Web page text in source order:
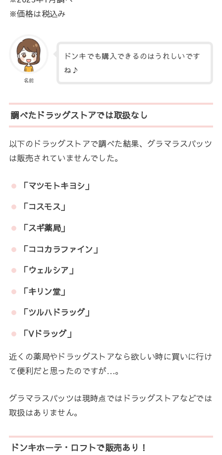
※価格は税込み
名前
ドンキでも購入できるのはうれしいです
ね♪
調べたドラッグストアでは取扱なし
以下のドラッグストアで調べた結果、グラマラスパッツ
は販売されていませんでした。
「マツモトキヨシ」
「コスモス」
「スギ薬局」
「ココカラファイン」
「ウェルシア」
「キリン堂」
「ツルハドラッグ」
「Vドラッグ」
近くの薬局やドラッグストアなら欲しい時に買いに行け
て便利だと思ったのですが…。
グラマラスパッツは現時点ではドラッグストアなどでは
取扱はありません。
ドンキホーテ・ロフトで販売あり！